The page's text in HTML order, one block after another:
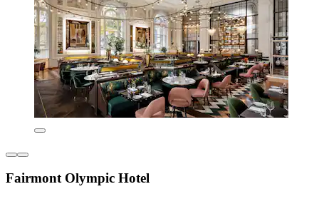
Fairmont Olympic Hotel